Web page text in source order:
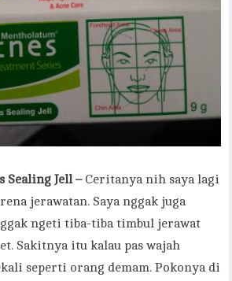
Sealing Jell – Ceritanya nih saya lagi
jerawatan. Saya nggak juga
ngeti tiba-tiba timbul jerawat
Sakitnya itu kalau pas wajah
seperti orang demam. Pokonya di